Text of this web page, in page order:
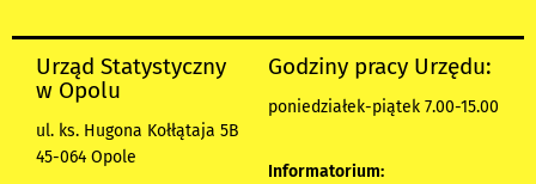
Urząd Statystyczny
w Opolu
ul. ks. Hugona Kołłątaja 5B
45-064 Opole
Godziny pracy Urzędu:
poniedziałek-piątek 7.00-15.00
Informatorium: